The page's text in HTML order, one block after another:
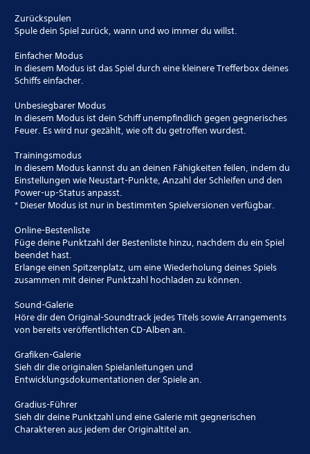
Zurückspulen
Spule dein Spiel zurück, wann und wo immer du willst.
Einfacher Modus
In diesem Modus ist das Spiel durch eine kleinere Trefferbox deines
Schiffs einfacher.
Unbesiegbarer Modus
In diesem Modus ist dein Schiff unempfindlich gegen gegnerisches
Feuer. Es wird nur gezählt, wie oft du getroffen wurdest.
Trainingsmodus
In diesem Modus kannst du an deinen Fähigkeiten feilen, indem du
Einstellungen wie Neustart-Punkte, Anzahl der Schleifen und den
Power-up-Status anpasst.
* Dieser Modus ist nur in bestimmten Spielversionen verfügbar.
Online-Bestenliste
Füge deine Punktzahl der Bestenliste hinzu, nachdem du ein Spiel
beendet hast.
Erlange einen Spitzenplatz, um eine Wiederholung deines Spiels
zusammen mit deiner Punktzahl hochladen zu können.
Sound-Galerie
Höre dir den Original-Soundtrack jedes Titels sowie Arrangements
von bereits veröffentlichten CD-Alben an.
Grafiken-Galerie
Sieh dir die originalen Spielanleitungen und
Entwicklungsdokumentationen der Spiele an.
Gradius-Führer
Sieh dir deine Punktzahl und eine Galerie mit gegnerischen
Charakteren aus jedem der Originaltitel an.